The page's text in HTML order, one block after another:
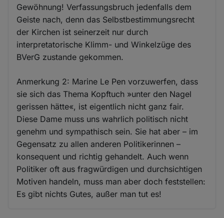
Gewöhnung! Verfassungsbruch jedenfalls dem
Geiste nach, denn das Selbstbestimmungsrecht
der Kirchen ist seinerzeit nur durch
interpretatorische Klimm- und Winkelzüge des
BVerG zustande gekommen.
Anmerkung 2: Marine Le Pen vorzuwerfen, dass
sie sich das Thema Kopftuch »unter den Nagel
gerissen hätte«, ist eigentlich nicht ganz fair.
Diese Dame muss uns wahrlich politisch nicht
genehm und sympathisch sein. Sie hat aber – im
Gegensatz zu allen anderen Politikerinnen –
konsequent und richtig gehandelt. Auch wenn
Politiker oft aus fragwürdigen und durchsichtigen
Motiven handeln, muss man aber doch feststellen:
Es gibt nichts Gutes, außer man tut es!